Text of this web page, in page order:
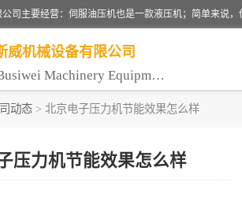
威机械设备有限公司
Suzhou Busiwei Machinery Equipment Co., Ltd.
动态 > 北京电子压力机节能效果怎么样
压力机节能效果怎么样